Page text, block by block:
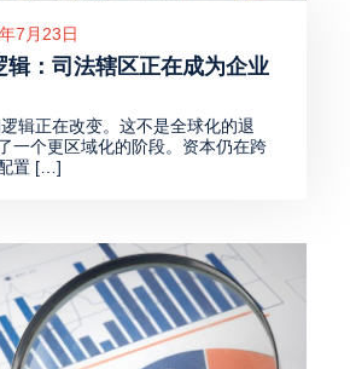
7月23日
辑：司法辖区正在成为企业
辑正在改变。这不是全球化的退
一个更区域化的阶段。资本仍在跨
置 […]